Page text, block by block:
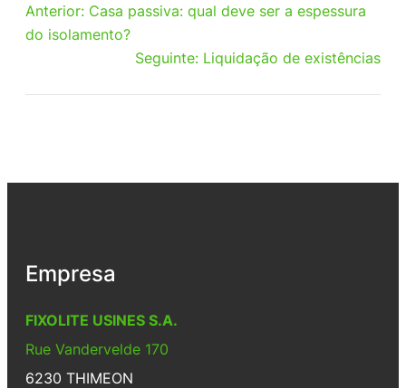
Anterior: Casa passiva: qual deve ser a espessura
do isolamento?
Seguinte: Liquidação de existências
Empresa
FIXOLITE USINES S.A.
Rue Vandervelde 170
6230 THIMEON